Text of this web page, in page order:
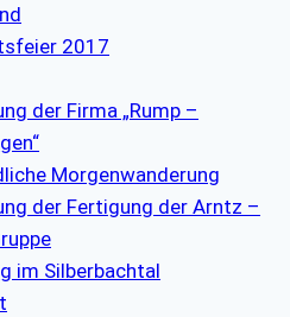
2017
der Firma „Rump –
Morgenwanderung
der Fertigung der Arntz –
im Silberbachtal